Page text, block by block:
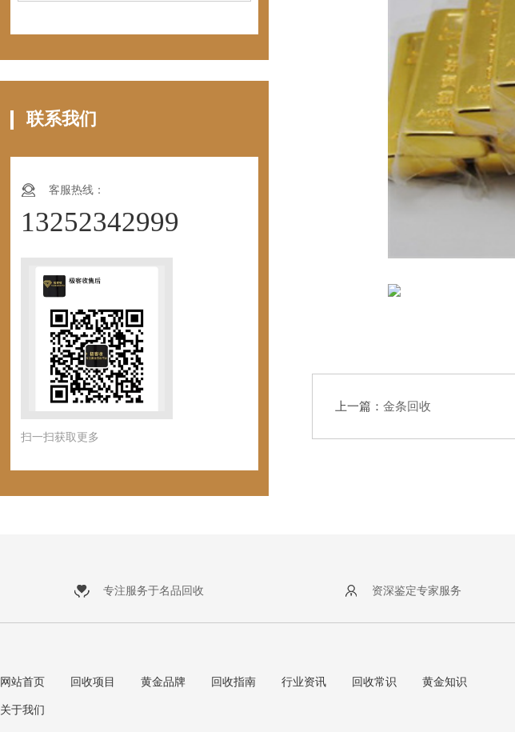
联系我们
客服热线：
13252342999
扫一扫获取更多
上一篇：金条回收
专注服务于名品回收 资深鉴定专家服务
网站首页 回收项目 黄金品牌 回收指南 行业资讯 回收常识 黄金知识
关于我们